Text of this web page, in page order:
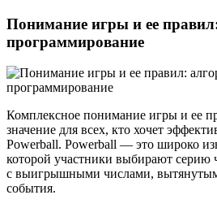
Понимание игры и ее
программирование
Комплексное понимание игры и ее
значение для всех, кто хочет
Powerball. Powerball — это широко
которой участники выбирают серию
с выигрышными числами,
события.